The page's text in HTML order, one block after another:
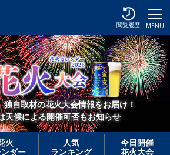
MENU
閲覧履歴
自取材の花火大会情報をお届け！
天候による開催可否もお知らせ
火
ダー
人気
ランキング
今日開催
花火大会